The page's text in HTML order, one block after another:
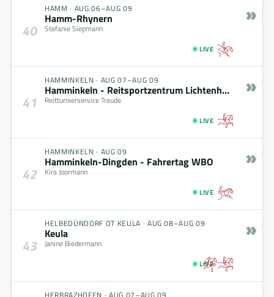
40
HAMM · AUG 06–AUG 09
Hamm-Rhynern
Stefanie Siepmann
LIVE
»
41
HAMMINKELN · AUG 07–AUG 09
Hamminkeln - Reitsportzentrum Lichtenholz
Reitturnierservice Treude
LIVE
»
42
HAMMINKELN · AUG 09
Hamminkeln-Dingden - Fahrertag WBO
Kira Joormann
LIVE
»
43
HELBEDÜNDORF OT KEULA · AUG 08–AUG 09
Keula
Janine Biedermann
LIVE
»